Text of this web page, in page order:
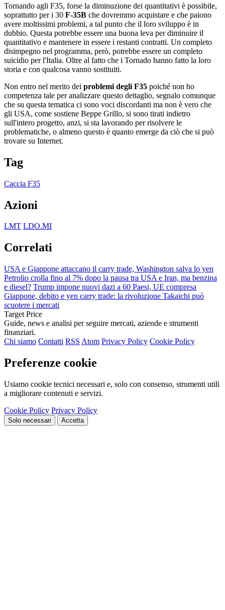
Tornando agli F35, forse la diminuzione dei quantitativi è possibile,
soprattutto per i 30 F-35B che dovremmo acquistare e che paiono
avere moltissimi problemi, a tal punto che il loro sviluppo è in
dubbio. Questa potrebbe essere una buona leva per diminuire il
quantitativo e mantenere in essere i restanti contratti. Un completo
disimpegno nel programma, però, potrebbe essere un completo
suicidio per l'Italia. Oltre al fatto che i Tornado hanno fatto la loro
storia e con qualcosa vanno sostituiti.
Non entro nel merito dei problemi degli F35 poiché non ho
competenza tale per analizzare questo dettaglio, segnalo comunque
che su questa tematica ci sono voci discordanti ma non è vero che
gli USA, come sostiene Beppe Grillo, si sono tirati indietro
sull'intero progetto, anzi, si sta lavorando per risolvere le
problematiche, o almeno questo è quanto emerge da ciò che si può
trovare su Internet.
Tag
Caccia F35
Azioni
LMT LDO.MI
Correlati
USA e Giappone attaccano il carry trade, Washington salva lo yen
Petrolio crolla fino al 7% dopo la pausa tra USA e Iran, ma benzina
e diesel? Trump impone nuovi dazi a 60 Paesi, UE compresa
Giappone, debito e yen carry trade: la rivoluzione Takaichi può
scuotere i mercati
Target Price
Guide, news e analisi per seguire mercati, aziende e strumenti
finanziari.
Chi siamo Contatti RSS Atom Privacy Policy Cookie Policy
Preferenze cookie
Usiamo cookie tecnici necessari e, solo con consenso, strumenti utili
a migliorare contenuti e servizi.
Cookie Policy Privacy Policy
Solo necessari Accetta